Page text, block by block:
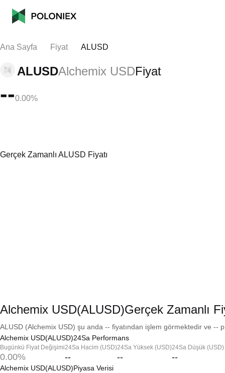
Ana Sayfa Fiyat ALUSD
ALUSDAlchemix USDFiyat
--0.00%
Gerçek Zamanlı ALUSD Fiyatı
Alchemix USD(ALUSD)Gerçek Zamanlı
ALUSD (Alchemix USD) şu anda -- fiyatından işlem görmektedir ve --
Alchemix USD(ALUSD)24Sa Performans
Bugünkü Fiyat Değişimi
0.00%
24Sa Hacim (USD)
--
24Sa Yüksek (USD)
--
24Sa Düşük (USD)
--
Alchemix USD(ALUSD)Piyasa Verisi